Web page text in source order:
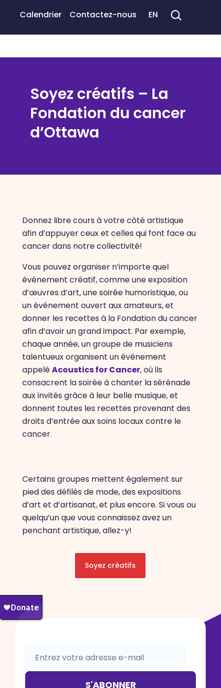
Calendrier Contactez-nous EN
Soyez créatifs – La
Fondation du cancer
d’Ottawa
Donnez libre cours à votre côté artistique
afin d’appuyer ceux et celles qui font face au
cancer dans notre collectivité!
Vous pouvez organiser n’importe quel
événement créatif, comme une exposition
d’œuvres d’art, une soirée humoristique, ou
un événement ouvert aux amateurs, et
donner les recettes à la Fondation du cancer
afin d’avoir un grand impact. Par exemple,
chaque année, un groupe de musiciens
talentueux organisent un événement
appeléAcoustics for Cancer, où ils
consacrent la soirée à chanter la sérénade
aux invités grâce à leur belle musique, et
donnent toutes les recettes provenant des
droits d’entrée aux soins locaux contre le
cancer.
Certains groupes mettent également sur
pied des défilés de mode, des expositions
d’art et d’artisanat, et plus encore. Si vous ou
quelqu’un que vous connaissez avez un
penchant artistique, allez-y!
Soyez créatifs
S'ABONNER